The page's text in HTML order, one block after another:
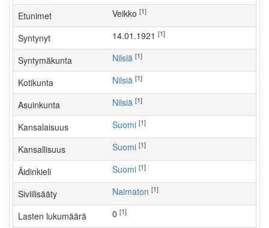
Etunimet Veikko [1]
Syntynyt 14.01.1921 [1]
Syntymäkunta Nilsiä [1]
Kotikunta Nilsiä [1]
Asuinkunta Nilsiä [1]
Kansalaisuus Suomi [1]
Kansallisuus Suomi [1]
Äidinkieli Suomi [1]
Siviilisääty Naimaton [1]
Lasten lukumäärä [1]